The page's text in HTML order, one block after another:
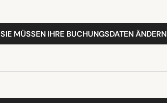
SIE MÜSSEN IHRE BUCHUNGSDATEN ÄNDERN